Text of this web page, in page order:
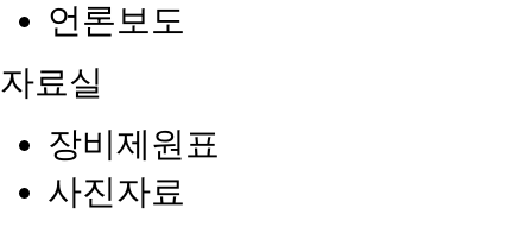
언론보도
자료실
장비제원표
사진자료